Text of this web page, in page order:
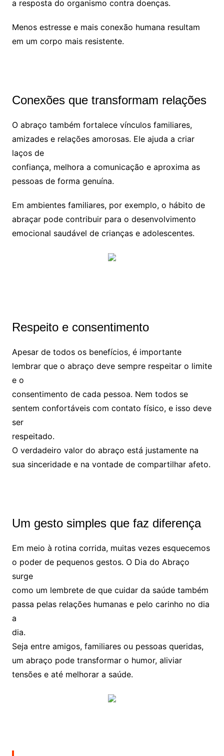
a resposta do organismo contra doenças.
Menos estresse e mais conexão humana resultam
em um corpo mais resistente.
Conexões que transformam relações
O abraço também fortalece vínculos familiares,
amizades e relações amorosas. Ele ajuda a criar
laços de
confiança, melhora a comunicação e aproxima as
pessoas de forma genuína.
Em ambientes familiares, por exemplo, o hábito de
abraçar pode contribuir para o desenvolvimento
emocional saudável de crianças e adolescentes.
Respeito e consentimento
Apesar de todos os benefícios, é importante
lembrar que o abraço deve sempre respeitar o limite
e o
consentimento de cada pessoa. Nem todos se
sentem confortáveis com contato físico, e isso deve
ser
respeitado.
O verdadeiro valor do abraço está justamente na
sua sinceridade e na vontade de compartilhar afeto.
Um gesto simples que faz diferença
Em meio à rotina corrida, muitas vezes esquecemos
o poder de pequenos gestos. O Dia do Abraço
surge
como um lembrete de que cuidar da saúde também
passa pelas relações humanas e pelo carinho no dia
a
dia.
Seja entre amigos, familiares ou pessoas queridas,
um abraço pode transformar o humor, aliviar
tensões e até melhorar a saúde.